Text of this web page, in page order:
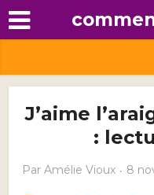
J’aime
:
Par Amélie Vioux 8